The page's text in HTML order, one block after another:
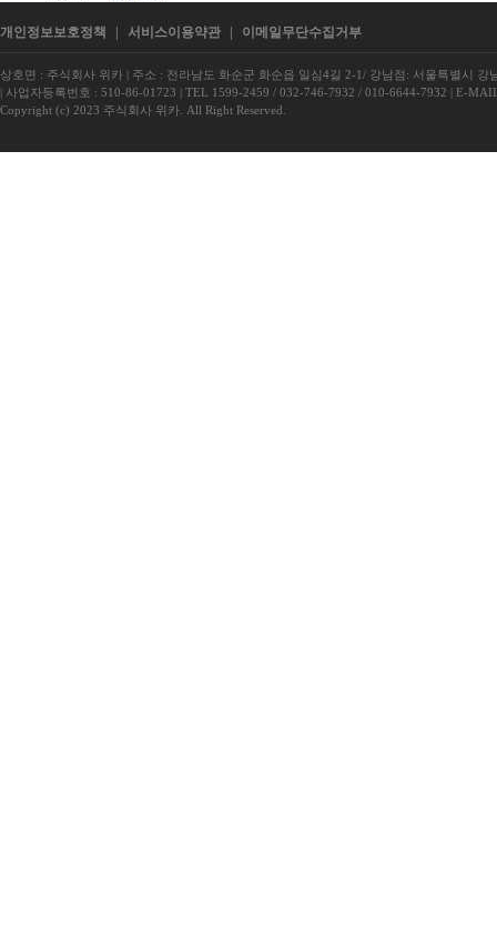
개인정보보호정책 서비스이용약관 이메일무단수집거부
상호면 : 주식회사 위카 | 주소 : 전라남도 화순군 화순읍 일심4길 2-1/ 강남점: 서울특별시 강
| 사업자등록번호 : 510-86-01723 | TEL 1599-2459 / 032-746-7932 / 010-6644-7932 | E-
Copyright (c) 2023 주식회사 위카. All Right Reserved.